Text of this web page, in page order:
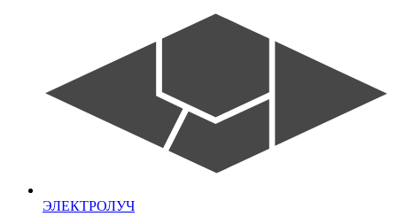
ЭЛЕКТРОЛУЧ